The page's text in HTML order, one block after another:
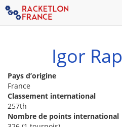
Igor
Pays d’origine
France
Classement international
257th
Nombre de points international